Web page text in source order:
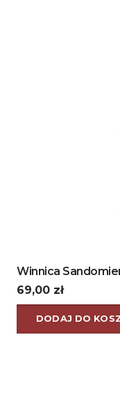
Winnica
69,00 zł
DODAJ DO